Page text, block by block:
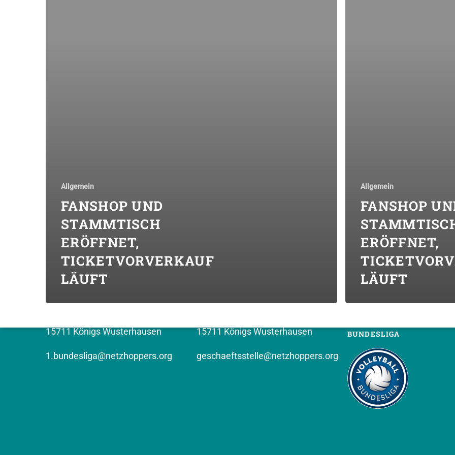
Allgemein
FANSHOP UND
STAMMTISCH
ERÖFFNET,
TICKETVORVERKAUF
LÄUFT
Allgemein
FANSHOP
ERÖFFNET,
LÄUFT
KONTAKT (BUNDESLIGA)
15711 Königs Wusterhausen
1.bundesliga@netzhoppers.org
15711 Königs Wusterhausen
geschaeftsstelle@netzhoppers.org
FOLGT UNS
BUNDESLIGA